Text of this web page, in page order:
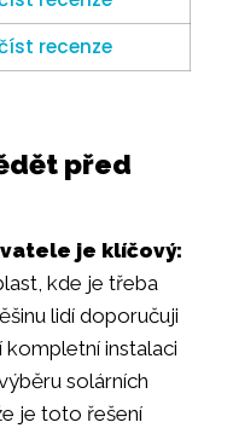
recenze
před
je klíčový:
kde je třeba
lidí doporučuji
kompletní instalaci
solárních
je toto řešení